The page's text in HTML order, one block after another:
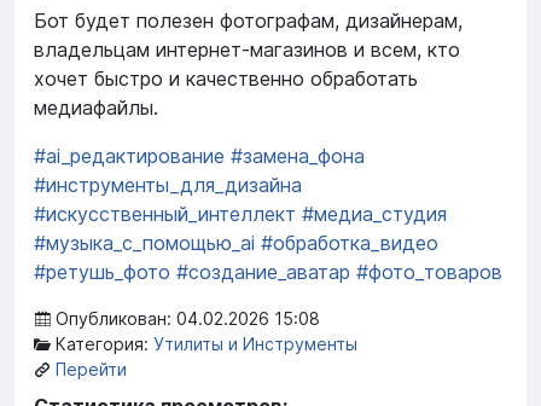
Бот будет полезен фотографам, дизайнерам,
владельцам интернет-магазинов и всем, кто
хочет быстро и качественно обработать
медиафайлы.
#ai_редактирование #замена_фона
#инструменты_для_дизайна
#искусственный_интеллект #медиа_студия
#музыка_с_помощью_ai #обработка_видео
#ретушь_фото #создание_аватар #фото_товаров
Опубликован: 04.02.2026 15:08
Категория: Утилиты и Инструменты
Перейти